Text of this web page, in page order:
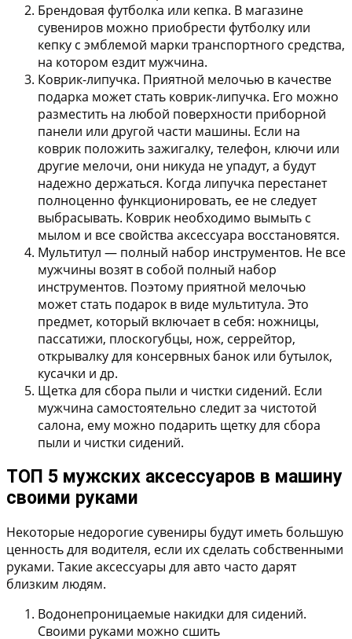
Брендовая футболка или кепка. В магазине
сувениров можно приобрести футболку или
кепку с эмблемой марки транспортного средства,
на котором ездит мужчина.
Коврик-липучка. Приятной мелочью в качестве
подарка может стать коврик-липучка. Его можно
разместить на любой поверхности приборной
панели или другой части машины. Если на
коврик положить зажигалку, телефон, ключи или
другие мелочи, они никуда не упадут, а будут
надежно держаться. Когда липучка перестанет
полноценно функционировать, ее не следует
выбрасывать. Коврик необходимо вымыть с
мылом и все свойства аксессуара восстановятся.
Мультитул — полный набор инструментов. Не все
мужчины возят в собой полный набор
инструментов. Поэтому приятной мелочью
может стать подарок в виде мультитула. Это
предмет, который включает в себя: ножницы,
пассатижи, плоскогубцы, нож, серрейтор,
открывалку для консервных банок или бутылок,
кусачки и др.
Щетка для сбора пыли и чистки сидений. Если
мужчина самостоятельно следит за чистотой
салона, ему можно подарить щетку для сбора
пыли и чистки сидений.
ТОП 5 мужских аксессуаров в машину
своими руками
Некоторые недорогие сувениры будут иметь большую
ценность для водителя, если их сделать собственными
руками. Такие аксессуары для авто часто дарят
близким людям.
Водонепроницаемые накидки для сидений.
Своими руками можно сшить